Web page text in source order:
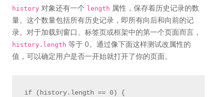
history 对象还有一个 length 属性，保存着历史记录的数
量。这个数量包括所有历史记录，即所有向后和向前的记
录。对于加载到窗口、标签页或框架中的第一个页面而言，
history.length 等于 0。通过像下面这样测试改属性的
值，可以确定用户是否一开始就打开了你的页面。
if (history.length == 0) {